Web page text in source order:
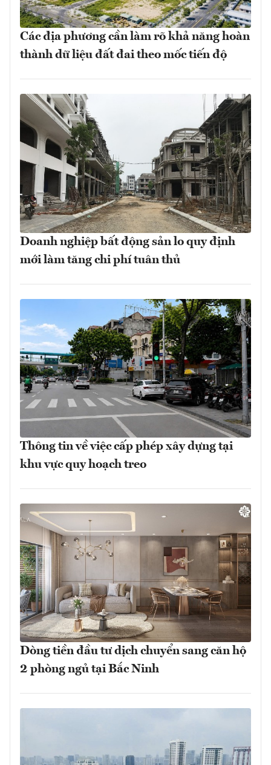
Các địa phương cần làm rõ khả năng hoàn
thành dữ liệu đất đai theo mốc tiến độ
Doanh nghiệp bất động sản lo quy định
mới làm tăng chi phí tuân thủ
Thông tin về việc cấp phép xây dựng tại
khu vực quy hoạch treo
Dòng tiền đầu tư dịch chuyển sang căn hộ
2 phòng ngủ tại Bắc Ninh